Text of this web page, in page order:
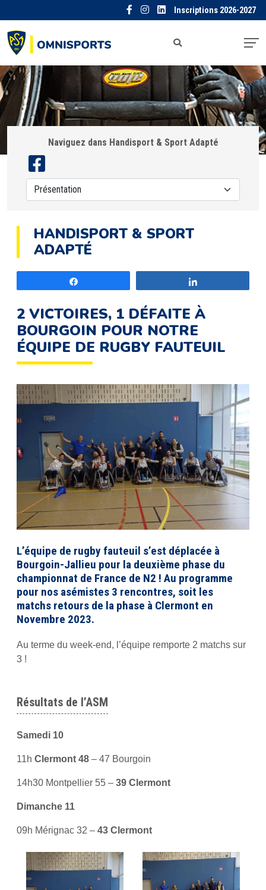
Inscriptions 2026-2027
Naviguez dans Handisport & Sport Adapté
HANDISPORT & SPORT
ADAPTÉ
2 VICTOIRES, 1 DÉFAITE À
BOURGOIN POUR NOTRE
ÉQUIPE DE RUGBY FAUTEUIL
L’équipe de rugby fauteuil s’est déplacée à
Bourgoin-Jallieu pour la deuxième phase du
championnat de France de N2 ! Au programme
pour nos asémistes 3 rencontres, soit les
matchs retours de la phase à Clermont en
Novembre 2023.
Au terme du week-end, l’équipe remporte 2 matchs sur
3 !
Résultats de l’ASM
Samedi 10
11h Clermont 48 – 47 Bourgoin
14h30 Montpellier 55 – 39 Clermont
Dimanche 11
09h Mérignac 32 – 43 Clermont